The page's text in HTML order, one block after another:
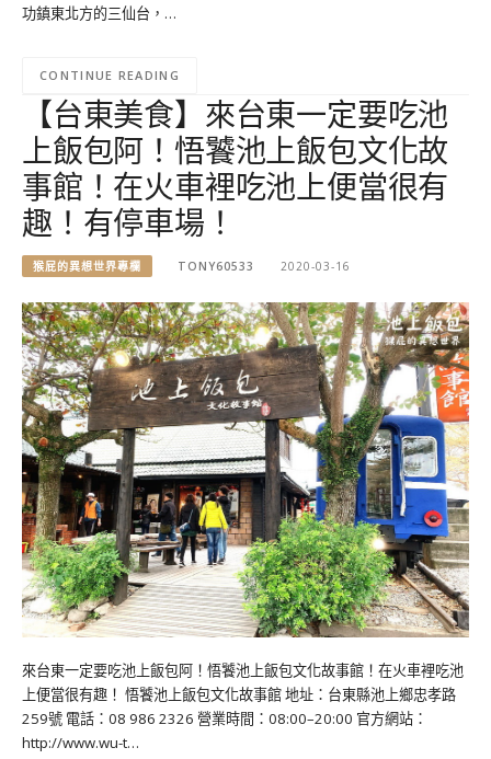
功鎮東北方的三仙台，…
CONTINUE READING
【台東美食】來台東一定要吃池
上飯包阿！悟饕池上飯包文化故
事館！在火車裡吃池上便當很有
趣！有停車場！
猴屁的異想世界專欄 TONY60533 2020-03-16
來台東一定要吃池上飯包阿！悟饕池上飯包文化故事館！在火車裡吃池
上便當很有趣！ 悟饕池上飯包文化故事館 地址：台東縣池上鄉忠孝路
259號 電話：08 986 2326 營業時間：08:00–20:00 官方網站：
http://www.wu-t…